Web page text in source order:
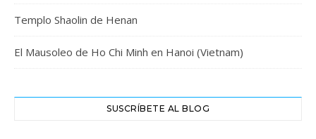
Templo Shaolin de Henan
El Mausoleo de Ho Chi Minh en Hanoi (Vietnam)
SUSCRÍBETE AL BLOG